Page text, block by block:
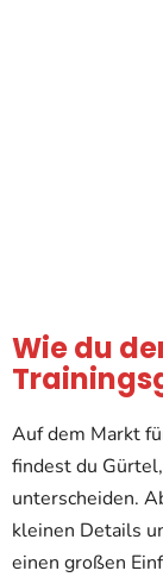
Wie du
Auf dem Markt
findest du
unterscheiden.
kleinen Details
einen großen